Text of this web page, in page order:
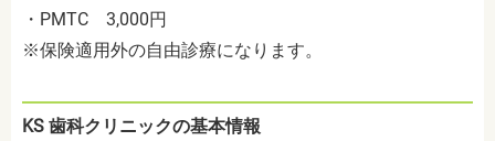
・PMTC 3,000円
※保険適用外の自由診療になります。
KS 歯科クリニックの基本情報